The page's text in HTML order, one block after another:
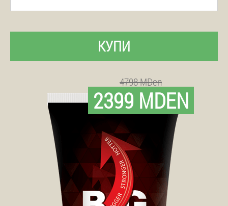
КУПИ
4798 MDen
2399 MDEN